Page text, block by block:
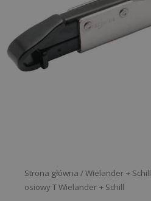
Strona główna /Wielander + Schill
osiowy T Wielander + Schill